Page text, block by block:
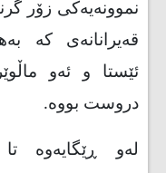
نموونەیەکی زۆر
قەیرانانەی کە
ئێستا و ئەو
دروست بووە.
لەو ڕێگایەوە